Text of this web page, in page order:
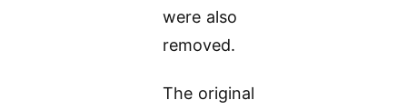
were also
removed.
The original